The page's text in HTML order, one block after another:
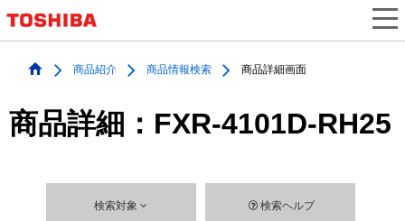
商品紹介 商品情報検索 商品詳細画面
商品詳細：FXR-4101D-RH25
検索対象 検索ヘルプ